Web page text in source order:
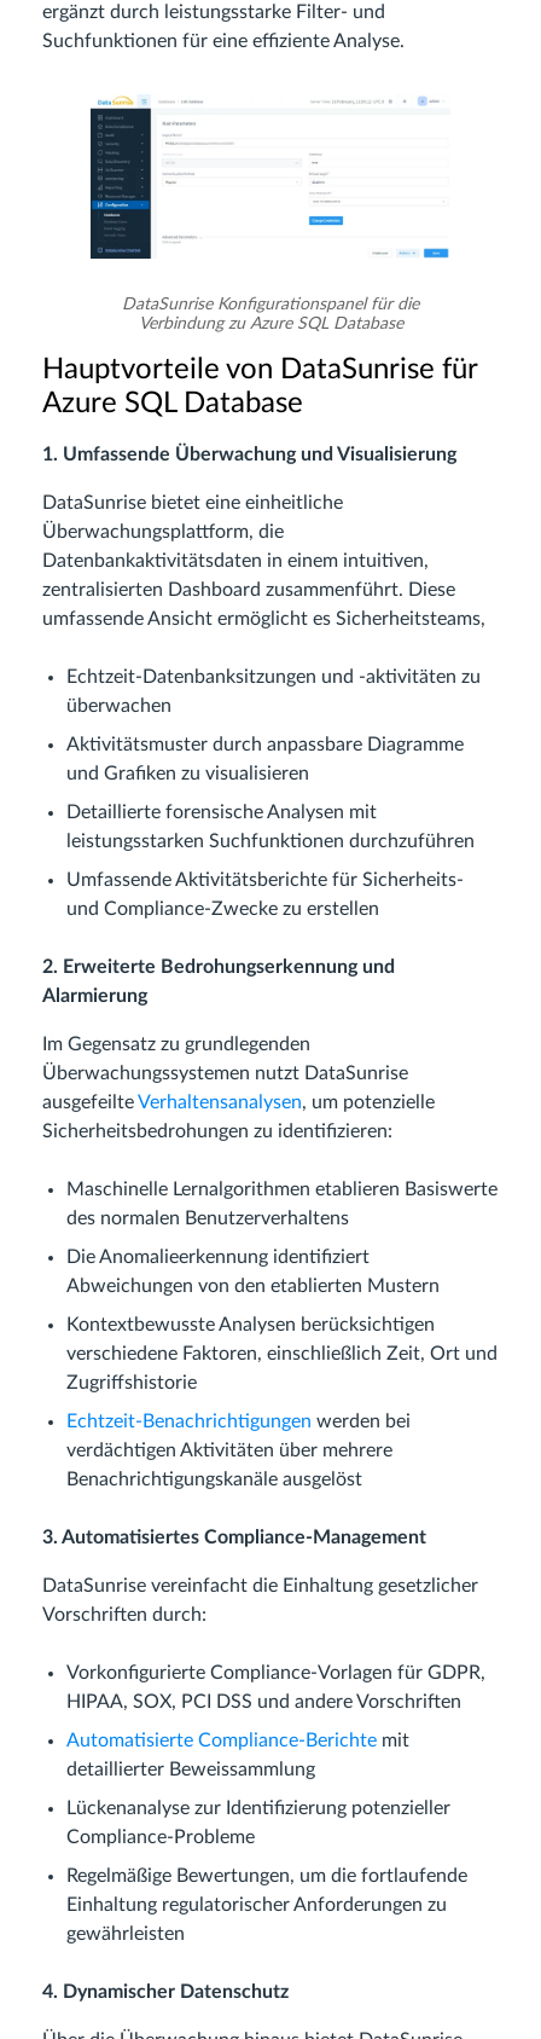
ergänzt durch leistungsstarke Filter- und
Suchfunktionen für eine effiziente Analyse.
DataSunrise Konfigurationspanel für die
Verbindung zu Azure SQL Database
Hauptvorteile von DataSunrise für
Azure SQL Database
1. Umfassende Überwachung und Visualisierung
DataSunrise bietet eine einheitliche
Überwachungsplattform, die
Datenbankaktivitätsdaten in einem intuitiven,
zentralisierten Dashboard zusammenführt. Diese
umfassende Ansicht ermöglicht es Sicherheitsteams,
Echtzeit-Datenbanksitzungen und -aktivitäten zu
überwachen
Aktivitätsmuster durch anpassbare Diagramme
und Grafiken zu visualisieren
Detaillierte forensische Analysen mit
leistungsstarken Suchfunktionen durchzuführen
Umfassende Aktivitätsberichte für Sicherheits-
und Compliance-Zwecke zu erstellen
2. Erweiterte Bedrohungserkennung und
Alarmierung
Im Gegensatz zu grundlegenden
Überwachungssystemen nutzt DataSunrise
ausgefeilteVerhaltensanalysen, um potenzielle
Sicherheitsbedrohungen zu identifizieren:
Maschinelle Lernalgorithmen etablieren Basiswerte
des normalen Benutzerverhaltens
Die Anomalieerkennung identifiziert
Abweichungen von den etablierten Mustern
Kontextbewusste Analysen berücksichtigen
verschiedene Faktoren, einschließlich Zeit, Ort und
Zugriffshistorie
Echtzeit-Benachrichtigungen werden bei
verdächtigen Aktivitäten über mehrere
Benachrichtigungskanäle ausgelöst
3. Automatisiertes Compliance-Management
DataSunrise vereinfacht die Einhaltung gesetzlicher
Vorschriften durch:
Vorkonfigurierte Compliance-Vorlagen für GDPR,
HIPAA, SOX, PCI DSS und andere Vorschriften
Automatisierte Compliance-Berichte mit
detaillierter Beweissammlung
Lückenanalyse zur Identifizierung potenzieller
Compliance-Probleme
Regelmäßige Bewertungen, um die fortlaufende
Einhaltung regulatorischer Anforderungen zu
gewährleisten
4. Dynamischer Datenschutz